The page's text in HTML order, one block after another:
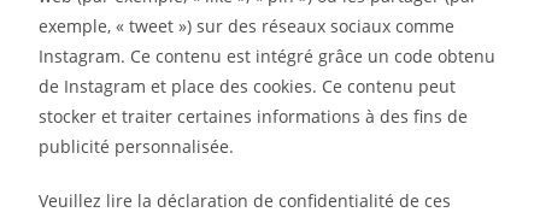
exemple, « tweet ») sur des réseaux sociaux comme
Instagram. Ce contenu est intégré grâce un code obtenu
de Instagram et place des cookies. Ce contenu peut
stocker et traiter certaines informations à des fins de
publicité personnalisée.
Veuillez lire la déclaration de confidentialité de ces